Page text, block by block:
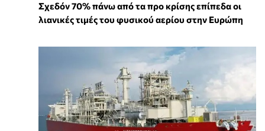
Σχεδόν 70% πάνω από τα προ κρίσης επίπεδα οι
λιανικές τιμές του φυσικού αερίου στην Ευρώπη